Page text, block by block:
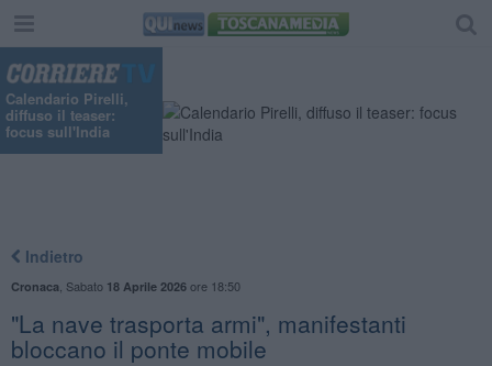
Calendario Pirelli,
diffuso il teaser:
focus sull'India
Indietro
Cronaca Sabato 18 Aprile 2026ore 18:50
"La nave trasporta armi", manifestanti
bloccano il ponte mobile